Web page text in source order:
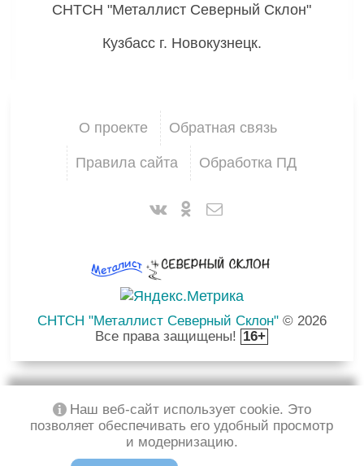
СНТСН "Металлист Северный Склон"
Кузбасс г. Новокузнецк.
О проекте Обратная связь
Правила сайта Обработка ПД
СНТСН "Металлист Северный Склон"© 2026
Все права защищены! 16+
Наш веб-сайт использует cookie. Это
позволяет обеспечивать его удобный просмотр
и модернизацию.